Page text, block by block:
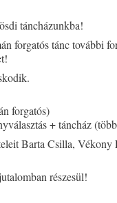
táncházunkba!
forgatós tánc további
forgatós)
+ táncház
Barta Csilla, Vékony
részesül!